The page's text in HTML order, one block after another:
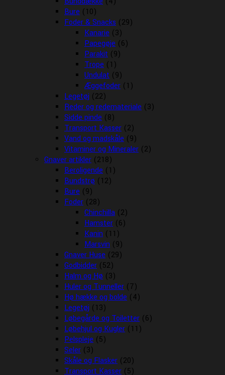
Bure (10)
Foder & Snacks (29)
Kanarie (3)
Papegøje (6)
Parakit (9)
Trope (1)
Undulat (9)
Æggefoder (1)
Legetøj (22)
Reder og redemateriale (3)
Sidde pinde (8)
Transport Kasser (2)
Vand og madskåle (9)
Vitaminer og Mineraler (2)
Gnaver artikler (218)
Beroligende (1)
Bundstrø (12)
Bure (9)
Foder (28)
Chinchilla (2)
Hamster (6)
Kanin (11)
Marsvin (9)
Gnaver Huse (29)
Godbidder (52)
Halm og Hø (3)
Huler og Tunneller (7)
Hø hække og bolde (4)
Legetøj (13)
Løbegårde og Toiletter (6)
Løbehjul og Kugler (11)
Pelspleje (5)
Seler (3)
Skåle og Flasker (20)
Transport Kasser (5)